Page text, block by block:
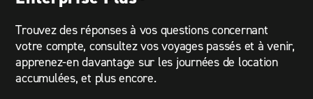
Trouvez des réponses à vos questions concernant
votre compte, consultez vos voyages passés et à venir,
apprenez-en davantage sur les journées de location
accumulées, et plus encore.